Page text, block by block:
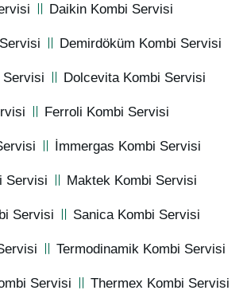
Daikin Kombi Servisi
Demirdöküm Kombi Servisi
Servisi Dolcevita Kombi Servisi
Ferroli Kombi Servisi
İmmergas Kombi Servisi
Servisi Maktek Kombi Servisi
Servisi Sanica Kombi Servisi
Termodinamik Kombi Servisi
Servisi Thermex Kombi Servisi